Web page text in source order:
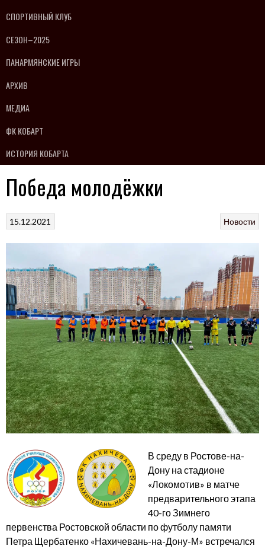
СПОРТИВНЫЙ КЛУБ
СЕЗОН–2025
ПАНАРМЯНСКИЕ ИГРЫ
АРХИВ
МЕДИА
ФК КОБАРТ
ИСТОРИЯ КОБАРТА
Победа молодёжки
Новости
15.12.2021
В среду в Ростове-на-
Дону на стадионе
«Локомотив» в матче
предварительного этапа
40-го Зимнего
первенства Ростовской области по футболу памяти
Петра Щербатенко «Нахичевань-на-Дону-М» встречался